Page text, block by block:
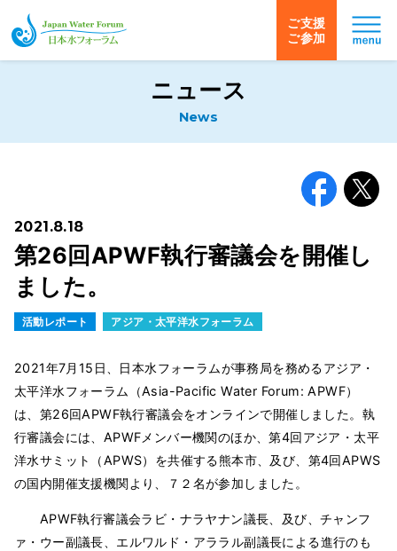
日本水フォーラム
ご支援
ご参加
ニュース
News
2021.8.18
第26回APWF執行審議会を開催し
ました。
活動レポート アジア・太平洋水フォーラム
2021年7月15日、日本水フォーラムが事務局を務めるアジア・
太平洋水フォーラム（Asia-Pacific Water Forum: APWF）
は、第26回APWF執行審議会をオンラインで開催しました。執
行審議会には、APWFメンバー機関のほか、第4回アジア・太平
洋水サミット（APWS）を共催する熊本市、及び、第4回APWS
の国内開催支援機関より、７２名が参加しました。
APWF執行審議会ラビ・ナラヤナン議長、及び、チャンフ
ァ・ウー副議長、エルワルド・アララル副議長による進行のも